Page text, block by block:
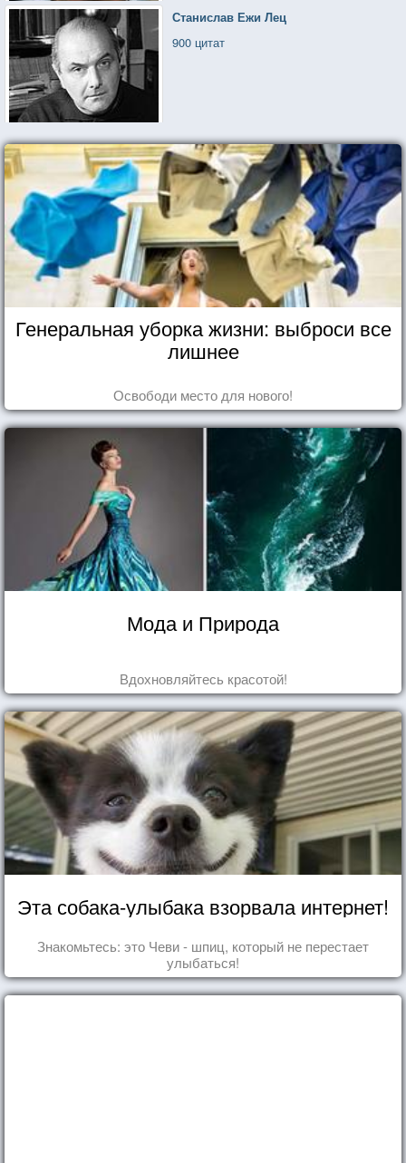
Станислав Ежи Лец
900 цитат
Генеральная уборка жизни: выброси все
лишнее
Освободи место для нового!
Мода и Природа
Вдохновляйтесь красотой!
Эта собака-улыбака взорвала интернет!
Знакомьтесь: это Чеви - шпиц, который не перестает
улыбаться!